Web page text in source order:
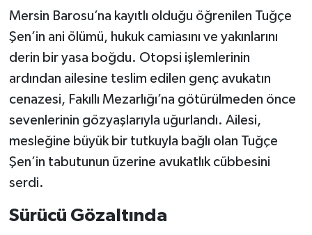
Mersin Barosu’na kayıtlı olduğu öğrenilen Tuğçe
Şen’in ani ölümü, hukuk camiasını ve yakınlarını
derin bir yasa boğdu. Otopsi işlemlerinin
ardından ailesine teslim edilen genç avukatın
cenazesi, Fakıllı Mezarlığı’na götürülmeden önce
sevenlerinin gözyaşlarıyla uğurlandı. Ailesi,
mesleğine büyük bir tutkuyla bağlı olan Tuğçe
Şen’in tabutunun üzerine avukatlık cübbesini
serdi.
Sürücü Gözaltında